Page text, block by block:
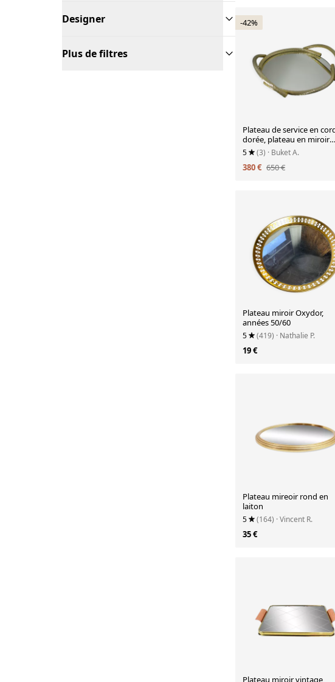
Designer
Plus de filtres
-42%
Plateau de service en
dorée, plateau en miroir
français, plateau à
5 (3) · Buket A.
380 € 650 €
Plateau miroir Oxydor,
années 50/60
5 (419) · Nathalie P.
19 €
Plateau mireoir rond en
laiton
5 (164) · Vincent R.
35 €
Plateau miroir vintage